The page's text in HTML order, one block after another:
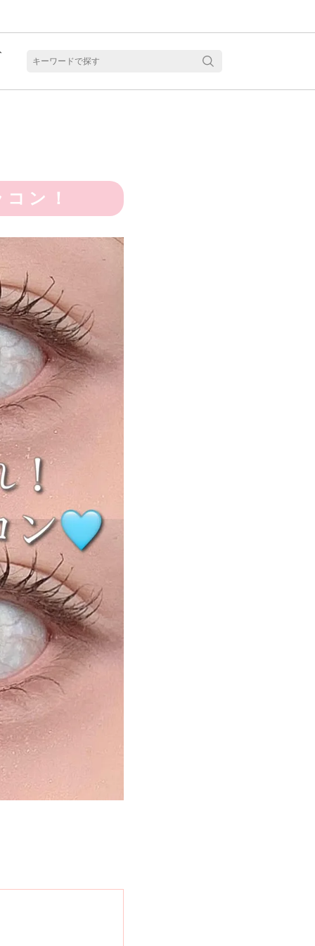
ン！
る
乱視用カラコン 1day商品一覧を見る
遠近両用カラコン 1day商品一覧を見る
コン・サークルレンズ 2week商品一覧を見る
コン・サークルレンズ 1month商品一覧を見る
る 乱視用カラコン 1day商品一覧を見る
リアコンタクトレンズ 2week 商品一覧を見る
乱視用カラコン 1day商品一覧を見る
乱視用カラコン 1month商品一覧を見る